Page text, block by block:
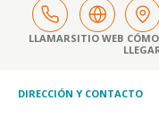
LLAMARSITIO WEB CÓMO
DIRECCIÓN Y CONTACTO